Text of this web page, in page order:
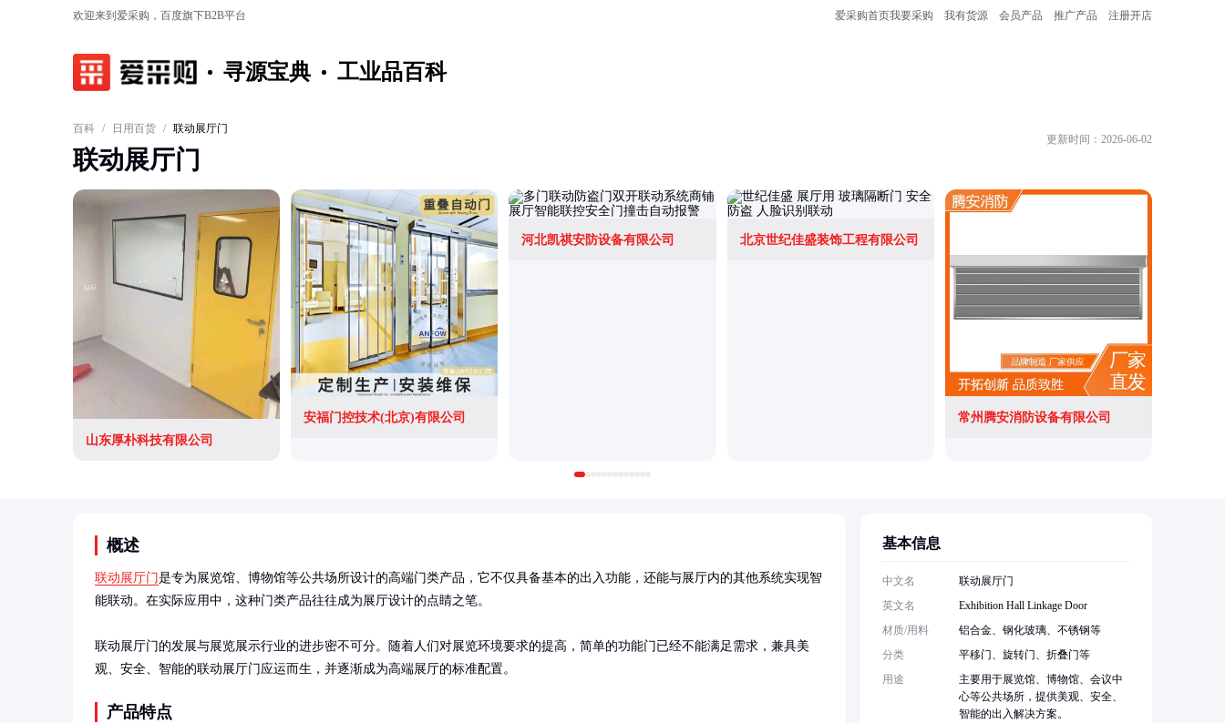
欢迎来到爱采购，百度旗下B2B平台 爱采购首页我要采购 我有货源 会员产品 推广产品 注册开店
寻源宝典 工业品百科
百科 / 日用百货 / 联动展厅门
联动展厅门
更新时间：2026-06-02
山东厚朴科技有限公司
安福门控技术(北京)有限公司
河北凯祺安防设备有限公司 北京世纪佳盛装饰工程有限公司
常州腾安消防设备有限公司
概述
联动展厅门是专为展览馆、博物馆等公共场所设计的高端门类产品，它不仅具备基本的出入功能，还能与展厅内的其他系统实现智
能联动。在实际应用中，这种门类产品往往成为展厅设计的点睛之笔。
联动展厅门的发展与展览展示行业的进步密不可分。随着人们对展览环境要求的提高，简单的功能门已经不能满足需求，兼具美
观、安全、智能的联动展厅门应运而生，并逐渐成为高端展厅的标准配置。
产品特点
基本信息
中文名
联动展厅门
英文名
Exhibition Hall Linkage Door
材质/用料
铝合金、钢化玻璃、不锈钢等
分类
平移门、旋转门、折叠门等
用途
主要用于展览馆、博物馆、会议中
心等公共场所，提供美观、安全、
智能的出入解决方案。